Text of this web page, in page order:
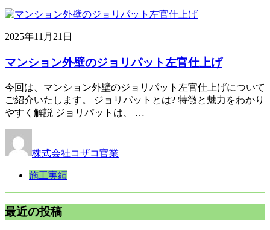
2025年11月21日
マンション外壁のジョリパット左官仕上げ
今回は、マンション外壁のジョリパット左官仕上げについて
ご紹介いたします。 ジョリパットとは? 特徴と魅力をわかり
やすく解説 ジョリパットは、 …
株式会社コザコ官業
施工実績
最近の投稿